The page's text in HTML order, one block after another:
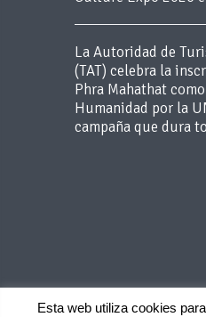
La Autoridad de
(TAT) celebra la
Phra Mahathat
Humanidad por la
campaña que dura
Esta web utiliza cookies